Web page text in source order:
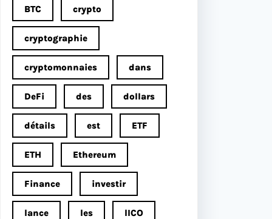
BTC crypto
cryptographie
cryptomonnaies dans
DeFi des dollars
détails est ETF
ETH Ethereum
Finance investir
lance les lICO